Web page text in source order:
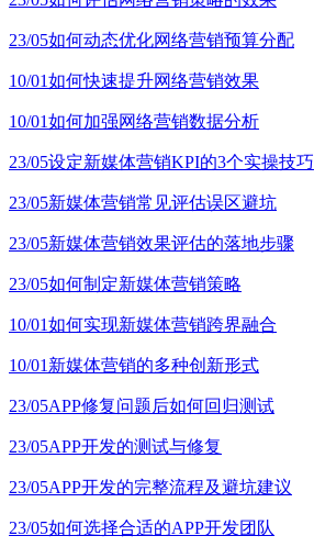
23/05如何动态优化网络营销预算分配
10/01如何快速提升网络营销效果
10/01如何加强网络营销数据分析
23/05设定新媒体营销KPI的3个实操技巧
23/05新媒体营销常见评估误区避坑
23/05新媒体营销效果评估的落地步骤
23/05如何制定新媒体营销策略
10/01如何实现新媒体营销跨界融合
10/01 新媒体营销的多种创新形式
23/05APP修复问题后如何回归测试
23/05APP开发的测试与修复
23/05APP开发的完整流程及避坑建议
23/05如何选择合适的APP开发团队